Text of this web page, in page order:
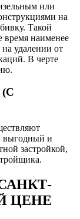
или
на
Такой
время наименее
удалении от
В черте
выгодный и
застройкой,
ЦЕНЕ